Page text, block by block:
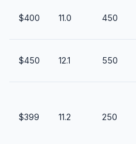
450
11.0
$400
550
12.1
$450
250
11.2
$399